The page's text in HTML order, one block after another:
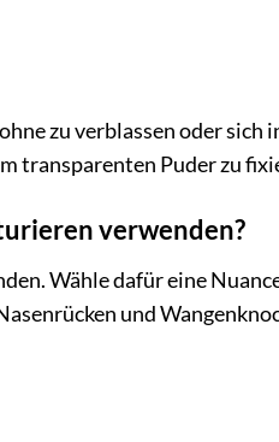
zu verblassen oder sich
transparenten Puder zu
verwenden?
Wähle dafür eine
und